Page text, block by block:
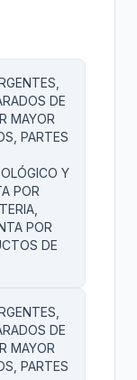
DE
MAYOR
PARTES
Y
POR
POR
DE
DE
MAYOR
PARTES